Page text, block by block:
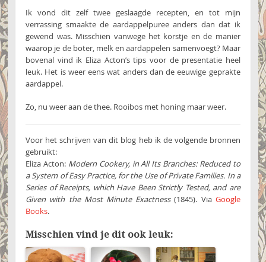
Ik vond dit zelf twee geslaagde recepten, en tot mijn
verrassing smaakte de aardappelpuree anders dan dat ik
gewend was. Misschien vanwege het korstje en de manier
waarop je de boter, melk en aardappelen samenvoegt? Maar
bovenal vind ik Eliza Acton’s tips voor de presentatie heel
leuk. Het is weer eens wat anders dan de eeuwige geprakte
aardappel.
Zo, nu weer aan de thee. Rooibos met honing maar weer.
Voor het schrijven van dit blog heb ik de volgende bronnen
gebruikt:
Eliza Acton: Modern Cookery, in All Its Branches: Reduced to
a System of Easy Practice, for the Use of Private Families. In a
Series of Receipts, which Have Been Strictly Tested, and are
Given with the Most Minute Exactness(1845). Via Google
Books.
Misschien vind je dit ook leuk: